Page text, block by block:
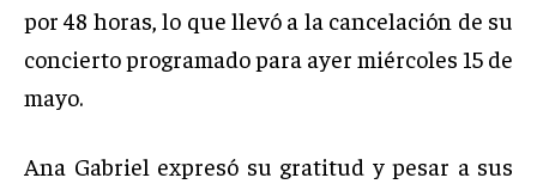
por 48 horas, lo que llevó a la cancelación de su
concierto programado para ayer miércoles 15 de
mayo.
Ana Gabriel expresó su gratitud y pesar a sus